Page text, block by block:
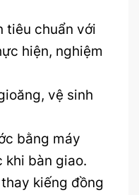
tiêu chuẩn với
hiện, nghiệm
vệ sinh
bằng máy
khi bàn giao.
kiếng đồng